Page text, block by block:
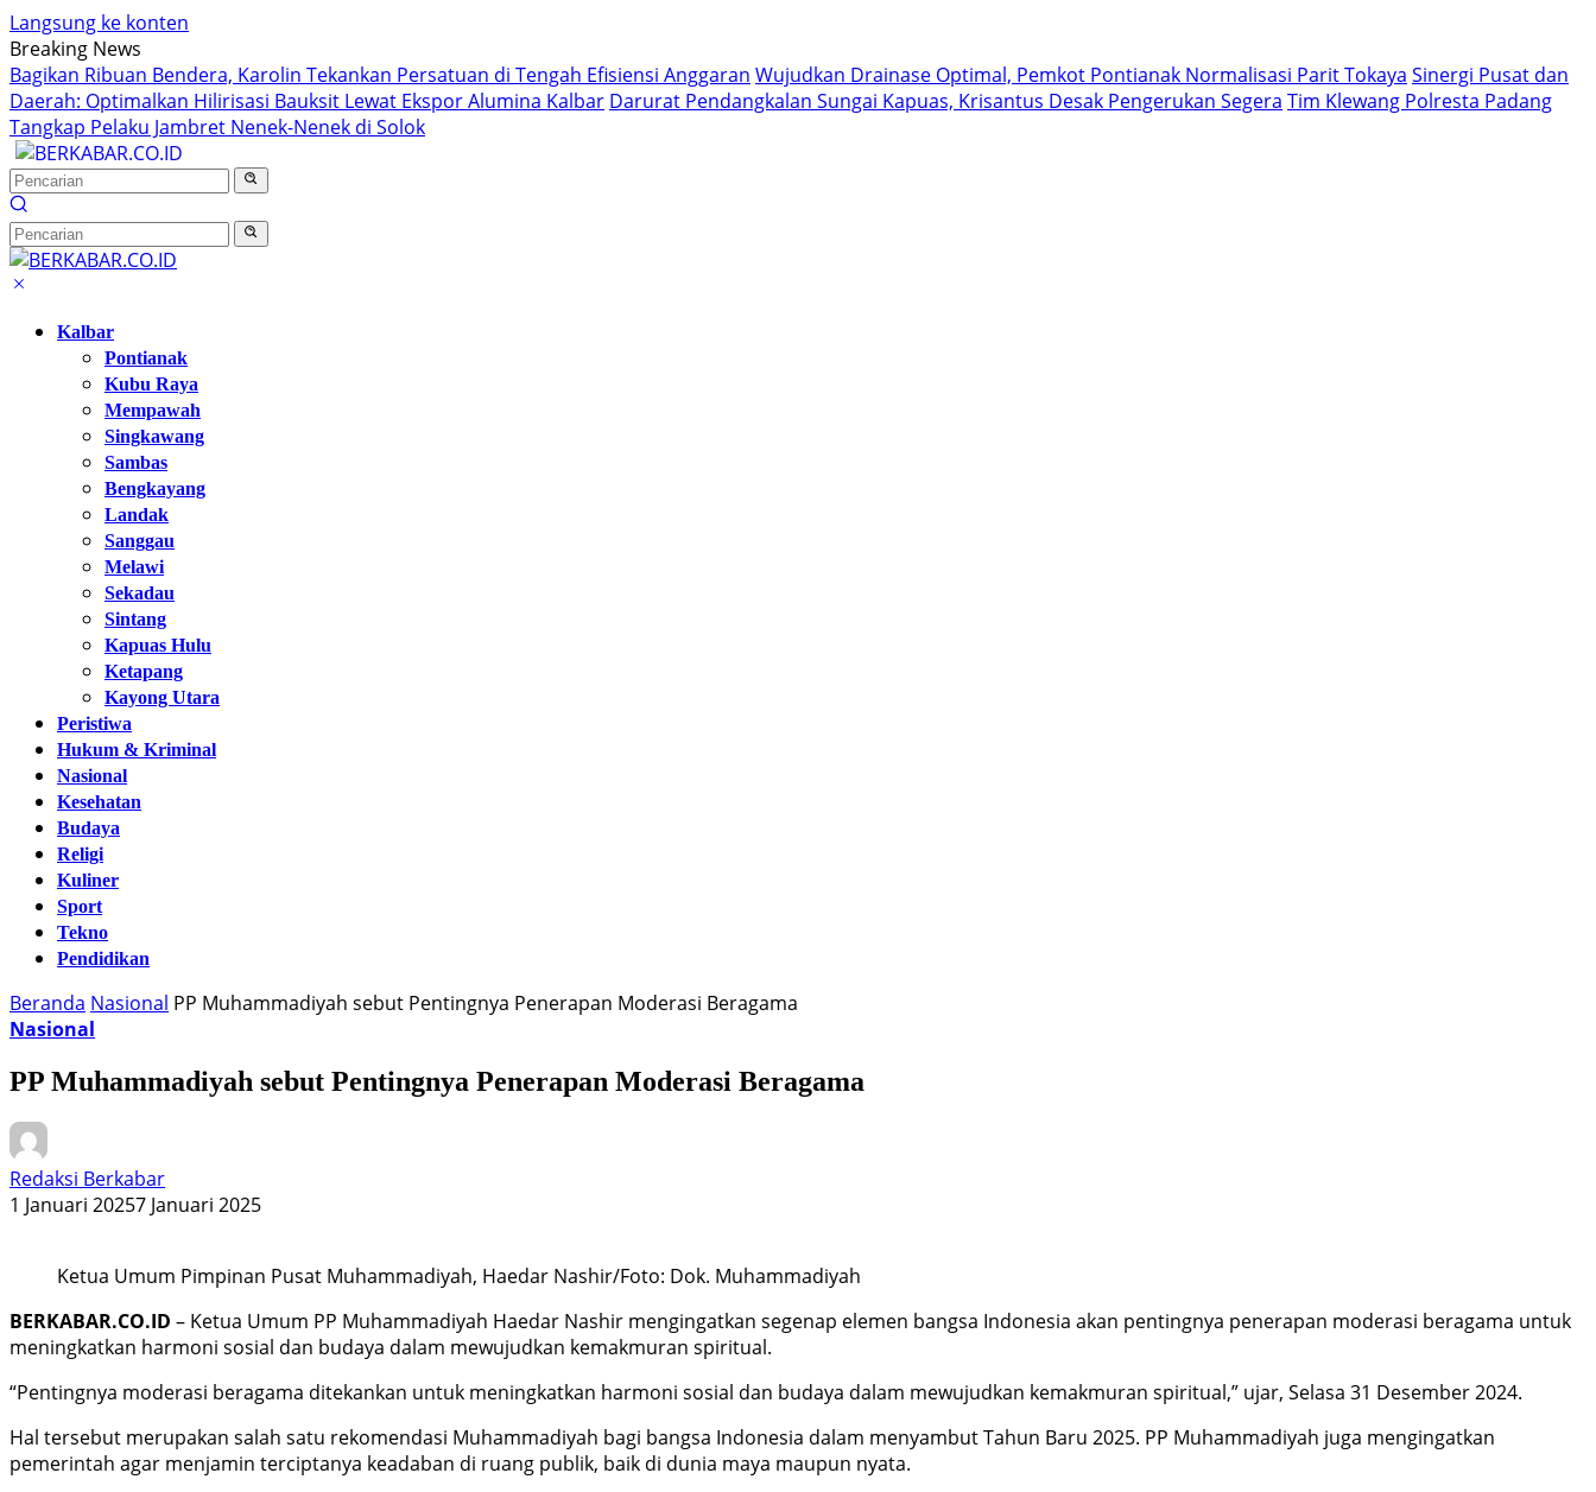
Langsung ke konten
Breaking News
Bagikan Ribuan Bendera, Karolin Tekankan Persatuan di Tengah Efisiensi Anggaran Wujudkan Drainase Optimal, Pemkot Pontianak Normalisasi Parit Tokaya Sinergi Pusat dan
Daerah: Optimalkan Hilirisasi Bauksit Lewat Ekspor Alumina Kalbar Darurat Pendangkalan Sungai Kapuas, Krisantus Desak Pengerukan Segera Tim Klewang Polresta Padang
Tangkap Pelaku Jambret Nenek-Nenek di Solok
Kalbar
Pontianak
Kubu Raya
Mempawah
Singkawang
Sambas
Bengkayang
Landak
Sanggau
Melawi
Sekadau
Sintang
Kapuas Hulu
Ketapang
Kayong Utara
Peristiwa
Hukum & Kriminal
Nasional
Kesehatan
Budaya
Religi
Kuliner
Sport
Tekno
Pendidikan
Beranda Nasional PP Muhammadiyah sebut Pentingnya Penerapan Moderasi Beragama
Nasional
PP Muhammadiyah sebut Pentingnya Penerapan Moderasi Beragama
Redaksi Berkabar
1 Januari 20257 Januari 2025
Ketua Umum Pimpinan Pusat Muhammadiyah, Haedar Nashir/Foto: Dok. Muhammadiyah
BERKABAR.CO.ID – Ketua Umum PP Muhammadiyah Haedar Nashir mengingatkan segenap elemen bangsa Indonesia akan pentingnya penerapan moderasi beragama untuk
meningkatkan harmoni sosial dan budaya dalam mewujudkan kemakmuran spiritual.
“Pentingnya moderasi beragama ditekankan untuk meningkatkan harmoni sosial dan budaya dalam mewujudkan kemakmuran spiritual,” ujar, Selasa 31 Desember 2024.
Hal tersebut merupakan salah satu rekomendasi Muhammadiyah bagi bangsa Indonesia dalam menyambut Tahun Baru 2025. PP Muhammadiyah juga mengingatkan
pemerintah agar menjamin terciptanya keadaban di ruang publik, baik di dunia maya maupun nyata.